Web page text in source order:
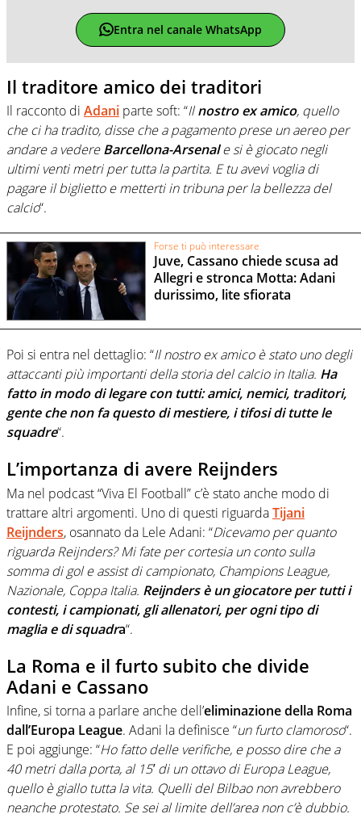
Entra nel canale WhatsApp
Il traditore amico dei traditori
Il racconto di Adani parte soft: “Ilnostro ex amico, quello
che ci ha tradito, disse che a pagamento prese un aereo per
andare a vedereBarcellona-Arsenale si è giocato negli
ultimi venti metri per tutta la partita. E tu avevi voglia di
pagare il biglietto e metterti in tribuna per la bellezza del
calcio“.
Forse ti può interessare
Juve, Cassano chiede scusa ad
Allegri e stronca Motta: Adani
durissimo, lite sfiorata
Poi si entra nel dettaglio: “Il nostro ex amico è stato uno degli
attaccanti più importanti della storia del calcio in Italia. Ha
fatto in modo di legare con tutti: amici, nemici, traditori,
gente che non fa questo di mestiere, i tifosi di tutte le
squadre“.
L’importanza di avere Reijnders
Ma nel podcast “Viva El Football” c’è stato anche modo di
trattare altri argomenti. Uno di questi riguardaTijani
Reijnders, osannato da Lele Adani: “Dicevamo per quanto
riguarda Reijnders? Mi fate per cortesia un conto sulla
somma di gol e assist di campionato, Champions League,
Nazionale, Coppa Italia. Reijnders è un giocatore per tutti i
contesti, i campionati, gli allenatori, per ogni tipo di
maglia e di squadra“.
La Roma e il furto subito che divide
Adani e Cassano
Infine, si torna a parlare anche dell’eliminazione della Roma
dall’Europa League. Adani la definisce “un furto clamoroso“.
E poi aggiunge: “Ho fatto delle verifiche, e posso dire che a
40 metri dalla porta, al 15′ di un ottavo di Europa League,
quello è giallo tutta la vita. Quelli del Bilbao non avrebbero
neanche protestato. Se sei al limite dell’area non c’è dubbio.